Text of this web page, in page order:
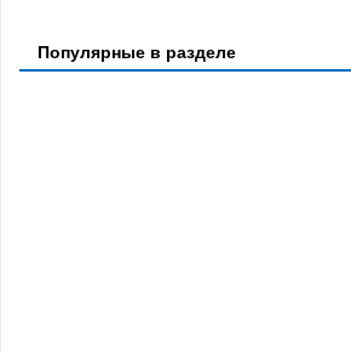
Популярные в разделе